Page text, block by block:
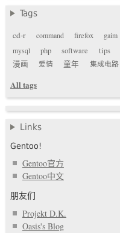
Tags
cd-r
command firefox gaim
mysql
php software tips
漫画
爱情 童年 集成电路
All tags
Links
Gentoo!
Gentoo官方
Gentoo中文
朋友们
Projekt D.K.
Oasis's Blog